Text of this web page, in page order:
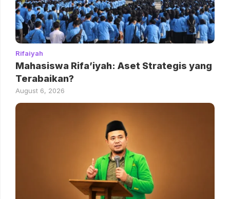
Rifaiyah
Mahasiswa Rifa’iyah: Aset Strategis yang
Terabaikan?
August 6, 2026